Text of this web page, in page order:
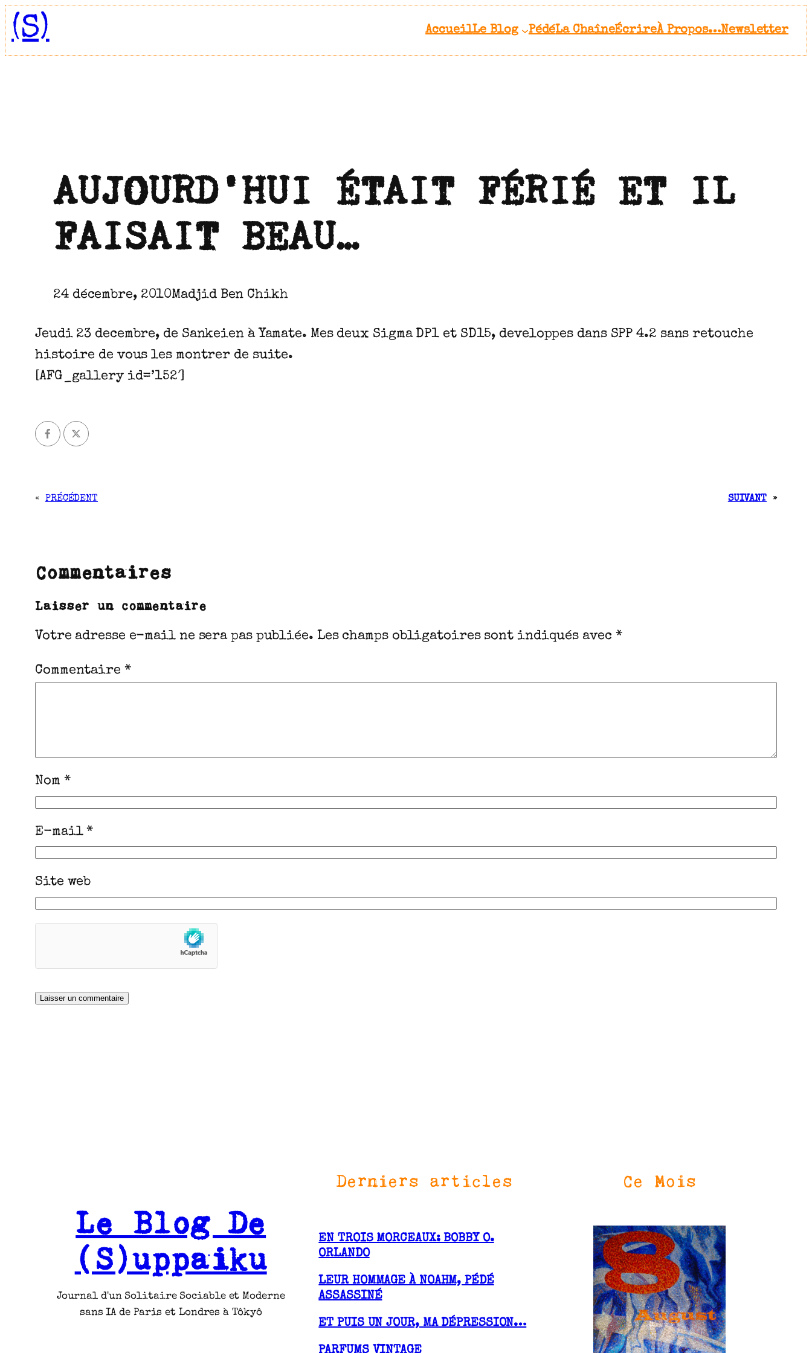
Aller
au
contenu
(S) AccueilLe Blog PédéLa ChaîneÉcrireÀ Propos…Newsletter
AUJOURD’HUI ÉTAIT FÉRIÉ ET IL
FAISAIT BEAU…
24 décembre, 2010Madjid Ben Chikh
Jeudi 23 decembre, de Sankeien à Yamate. Mes deux Sigma DP1 et SD15, developpes dans SPP 4.2 sans retouche
histoire de vous les montrer de suite.
[AFG_gallery id=’152′]
« PRÉCÉDENT SUIVANT »
Commentaires
Laisser un commentaire
Votre adresse e-mail ne sera pas publiée. Les champs obligatoires sont indiqués avec *
Commentaire *
Nom *
E-mail*
Site web
Le Blog De
(S)uppaiku
Journal d'un Solitaire Sociable et Moderne
sans IA de Paris et Londres à Tôkyô
Derniers articles
EN TROIS MORCEAUX: BOBBY O.
ORLANDO
LEUR HOMMAGE À NOAHM, PÉDÉ
ASSASSINÉ
ET PUIS UN JOUR, MA DÉPRESSION…
PARFUMS VINTAGE
Ce Mois